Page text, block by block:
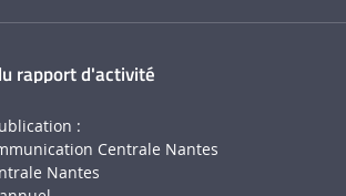
rapport d'activité
:
Centrale Nantes
Nantes